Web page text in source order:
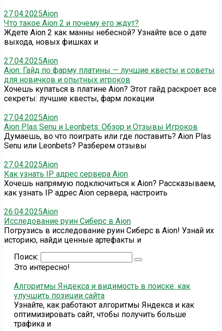
27.04.2025Aion
Что такое Aion 2 и почему его ждут?
Ждете Aion 2 как манны небесной? Узнайте все о дате
выхода, новых фишках и
27.04.2025Aion
Aion: Гайд по фарму платины — лучшие квесты и советы
для новичков и опытных игроков
Хочешь купаться в платине Aion? Этот гайд раскроет все
секреты: лучшие квесты, фарм локации
27.04.2025Aion
Aion Plas Senu и Leonbets: Обзор и Отзывы Игроков
Думаешь, во что поиграть или где поставить? Aion Plas
Senu или Leonbets? Разберем отзывы
27.04.2025Aion
Как узнать IP адрес сервера Aion
Хочешь напрямую подключиться к Aion? Рассказываем,
как узнать IP адрес Aion сервера, настроить
26.04.2025Aion
Исследование руин Сиберс в Aion
Погрузись в исследование руин Сиберс в Aion! Узнай их
историю, найди ценные артефакты и
Поиск:
Это интересно!
Алгоритмы Яндекса и видимость в поиске: как
улучшить позиции сайта
Узнайте, как работают алгоритмы Яндекса и как
оптимизировать сайт, чтобы получить больше
трафика и